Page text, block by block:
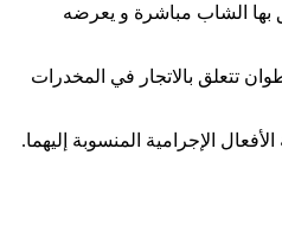
بها الشاب مباشرة و يعرضه
الوطني ،صادرة عن ولاية امن تطوان تتعلق بالاتجار في المخدرات
الإجرامية المنسوبة إليهما.